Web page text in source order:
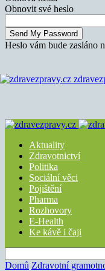
Obnovit své heslo
Heslo vám bude zasláno
Aktuality
Zdravotnictví
Politika
Sociální věci
Pojištění
Pharma
Rozhovory
E-Health
Ke kávě i čaji
Domů Zdravotní